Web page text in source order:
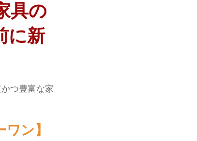
具の
に新
つ豊富な家
ン】